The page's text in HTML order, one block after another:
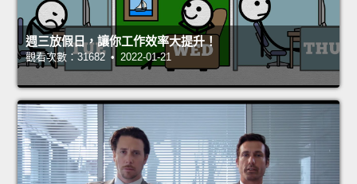
週三放假日，讓你工作效率大提升！
觀看次數：31682 • 2022-01-21